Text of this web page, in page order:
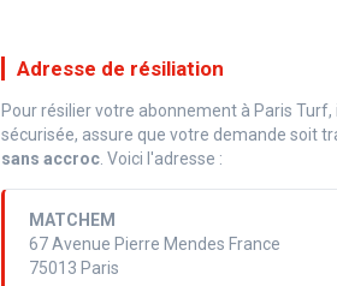
Adresse de résiliation
Pour résilier votre abonnement à Paris
sécurisée, assure que votre demande soit
sans accroc . Voici l'adresse :
MATCHEM
67 Avenue Pierre Mendes France
75013 Paris